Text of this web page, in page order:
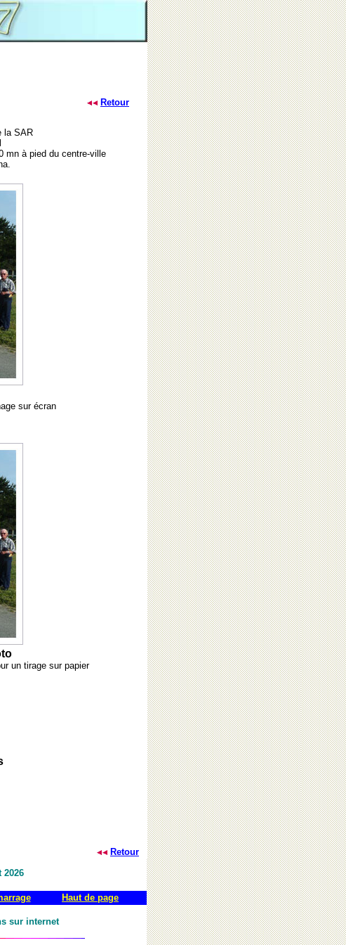
Retour
la SAR
mn à pied du centre-ville
sur écran
un tirage sur papier
Retour
2026
Haut de page
sur internet